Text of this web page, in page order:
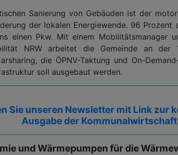
Sanierung von Gebäuden ist der
der lokalen Energiewende. 96 Prozent
einen Pkw. Mit einem Mobilitätsmanager
NRW arbeitet die Gemeinde an der
die ÖPNV-Taktung und On-
soll ausgebaut werden.
Sie unseren Newsletter mit Link zur
Ausgabe der
und Wärmepumpen für die